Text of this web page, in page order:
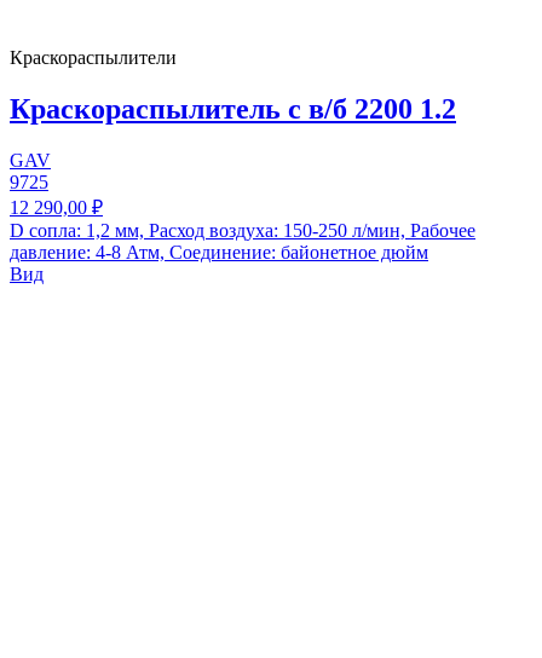
Краскораспылители
Краскораспылитель с в/б 2200 1.2
GAV
9725
12 290,00 ₽
D сопла: 1,2 мм, Расход воздуха: 150-250 л/мин, Рабочее
давление: 4-8 Атм, Соединение: байонетное дюйм
Вид